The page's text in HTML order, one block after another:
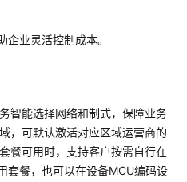
业灵活控制成本。
智能选择网络和制式，保障业务
，可默认激活对应区域运营商的
餐可用时，支持客户按需自行在
套餐，也可以在设备MCU编码设